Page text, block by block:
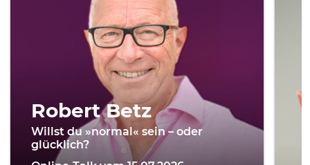
Robert Betz
Willst du »normal« sein – oder
glücklich?